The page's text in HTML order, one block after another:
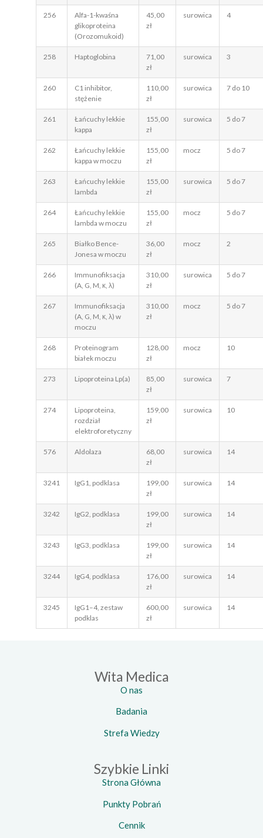
256
Alfa-1-kwaśna
glikoproteina
(Orozomukoid)
45,00
zł
surowica 4
258 Haptoglobina
71,00
zł
surowica 3
260
C1 inhibitor,
stężenie
110,00
zł
surowica 7 do 10
261
Łańcuchy lekkie
kappa
155,00
zł
surowica 5 do 7
262
Łańcuchy lekkie
kappa w moczu
155,00
zł
mocz 5 do 7
263
Łańcuchy lekkie
lambda
155,00
zł
surowica 5 do 7
264
Łańcuchy lekkie
lambda w moczu
155,00
zł
mocz 5 do 7
265
Białko Bence-
Jonesa w moczu
36,00
zł
mocz 2
266
Immunofiksacja
(A, G, M, κ, λ)
310,00
zł
surowica 5 do 7
267
Immunofiksacja
(A, G, M, κ, λ) w
moczu
310,00
zł
mocz 5 do 7
268
Proteinogram
białek moczu
128,00
zł
mocz 10
273 Lipoproteina Lp(a)
85,00
zł
surowica 7
274
Lipoproteina,
rozdział
elektroforetyczny
159,00
zł
surowica 10
576 Aldolaza
68,00
zł
surowica 14
3241 IgG1, podklasa
199,00
zł
surowica 14
3242 IgG2, podklasa
199,00
zł
surowica 14
3243 IgG3, podklasa
199,00
zł
surowica 14
3244 IgG4, podklasa
176,00
zł
surowica 14
3245
IgG1–4, zestaw
podklas
600,00
zł
surowica 14
Wita Medica
O nas
Badania
Strefa Wiedzy
Szybkie Linki
Strona Główna
Punkty Pobrań
Cennik